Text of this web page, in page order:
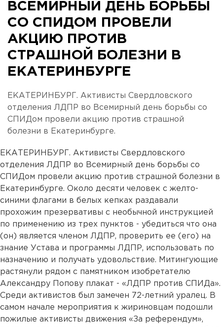
ВСЕМИРНЫЙ ДЕНЬ БОРЬБЫ
СО СПИДОМ ПРОВЕЛИ
АКЦИЮ ПРОТИВ
СТРАШНОЙ БОЛЕЗНИ В
ЕКАТЕРИНБУРГЕ
ЕКАТЕРИНБУРГ. Активисты Свердловского
отделения ЛДПР во Всемирный день борьбы со
СПИДом провели акцию против страшной
болезни в Екатеринбурге.
ЕКАТЕРИНБУРГ. Активисты Свердловского
отделения ЛДПР во Всемирный день борьбы со
СПИДом провели акцию против страшной болезни в
Екатеринбурге. Около десяти человек с желто-
синими флагами в белых кепках раздавали
прохожим презервативы с необычной инструкцией
по применению из трех пунктов - убедиться что она
(он) является членом ЛДПР, проверить ее (его) на
знание Устава и программы ЛДПР, использовать по
назначению и получать удовольствие. Митингующие
растянули рядом с памятником изобретателю
Александру Попову плакат - «ЛДПР против СПИДа».
Среди активистов был замечен 72-летний уралец. В
самом начале мероприятия к жириновцам подошли
пожилые активисты движения «За референдум»,